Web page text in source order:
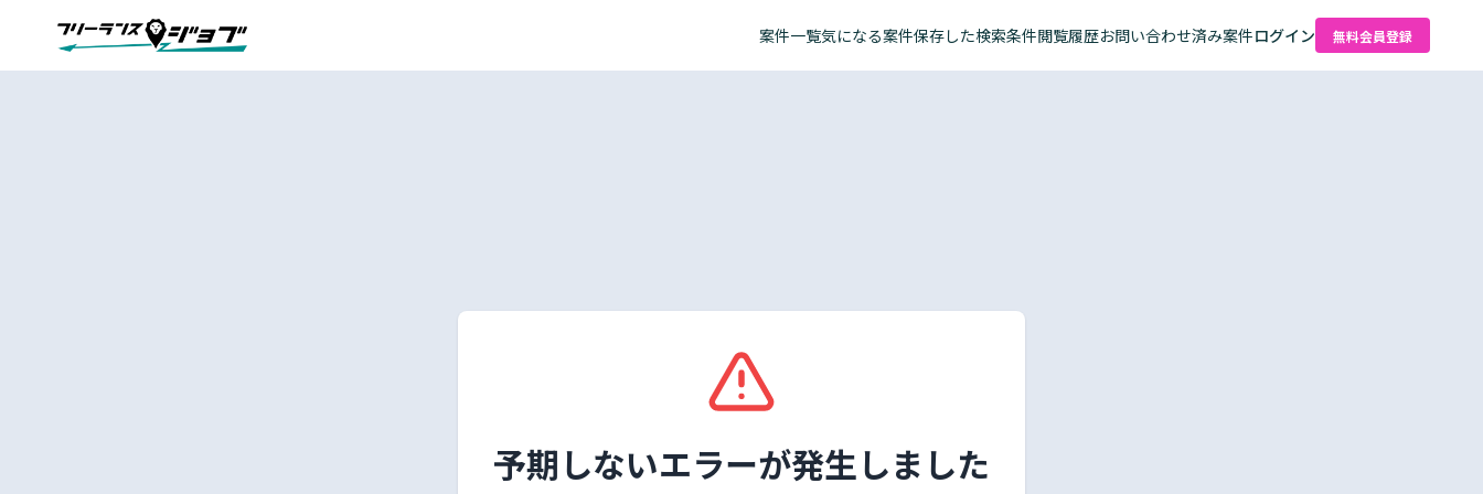
案件一覧気になる案件保存した検索条件閲覧履歴お問い合わせ済み案件ログイン 無料会員登録
予期しないエラーが発生しました